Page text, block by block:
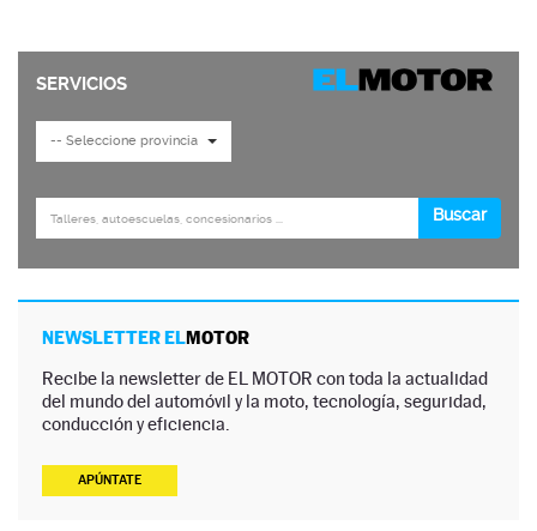
NEWSLETTER ELMOTOR
Recibe la newsletter de EL MOTOR con toda la actualidad
del mundo del automóvil y la moto, tecnología, seguridad,
conducción y eficiencia.
APÚNTATE